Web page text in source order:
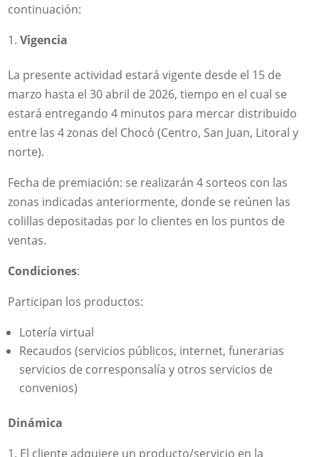
continuación:
Vigencia
La presente actividad estará vigente desde el 15 de
marzo hasta el 30 abril de 2026, tiempo en el cual se
estará entregando 4 minutos para mercar distribuido
entre las 4 zonas del Chocó (Centro, San Juan, Litoral y
norte).
Fecha de premiación: se realizarán 4 sorteos con las
zonas indicadas anteriormente, donde se reúnen las
colillas depositadas por lo clientes en los puntos de
ventas.
Condiciones:
Participan los productos:
Lotería virtual
Recaudos (servicios públicos, internet, funerarias
servicios de corresponsalía y otros servicios de
convenios)
Dinámica
El cliente adquiere un producto/servicio en la